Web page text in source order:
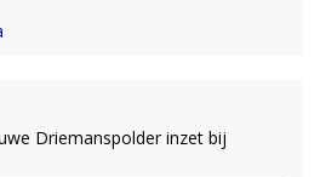
Driemanspolder inzet bij